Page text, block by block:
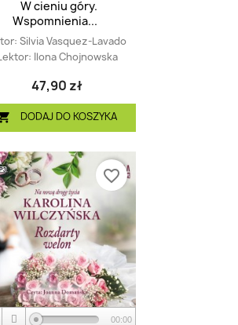
W cieniu góry.
Wspomnienia...
Silvia Vasquez-Lavado
Ilona Chojnowska
47,90 zł
DODAJ DO KOSZYKA
00:00
favorite_border